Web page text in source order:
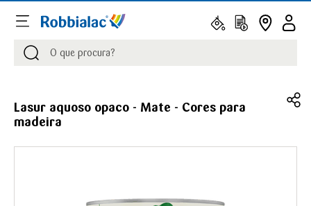
Procurar
Procurar
Lasur aquoso opaco - Mate - Cores para
madeira